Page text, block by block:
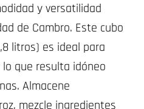
y versatilidad
de Cambro. Este cubo
litros) es ideal para
que resulta idóneo
Almacene
mezcle ingredientes